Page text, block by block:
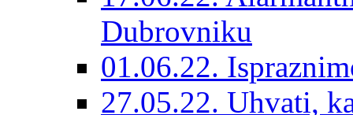
Dubrovniku
01.06.22.
27.05.22. Uhvati,